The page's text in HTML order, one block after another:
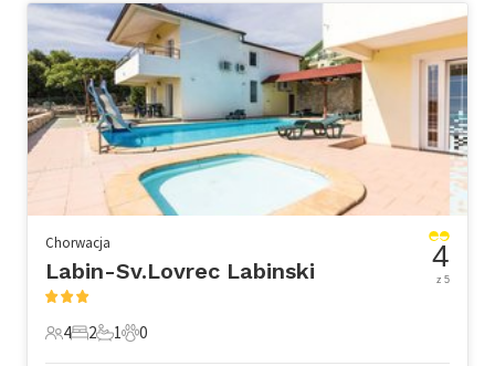
Chorwacja
Labin-Sv.Lovrec Labinski
4 Goście
4
2 Sypialnie
2
1 Łazienka
1
0 Zwierzęta domowe
0
4
z 5